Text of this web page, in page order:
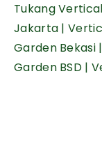
Tukang
Jakarta |
Garden
Garden BSD |